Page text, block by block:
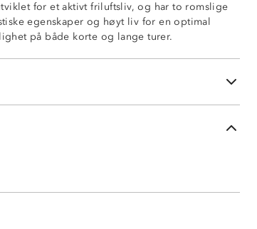
for et aktivt friluftsliv, og har to romslige
egenskaper og høyt liv for en optimal
på både korte og lange turer.